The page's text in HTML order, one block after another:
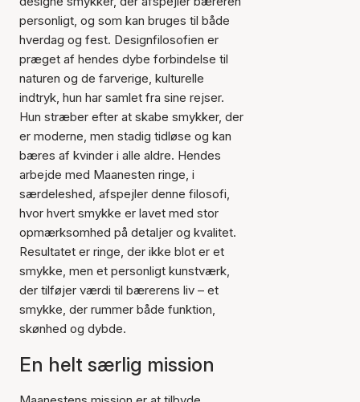
personligt, og som kan bruges til både
hverdag og fest. Designfilosofien er
præget af hendes dybe forbindelse til
naturen og de farverige, kulturelle
indtryk, hun har samlet fra sine rejser.
Hun stræber efter at skabe smykker, der
er moderne, men stadig tidløse og kan
bæres af kvinder i alle aldre. Hendes
arbejde med Maanesten ringe, i
særdeleshed, afspejler denne filosofi,
hvor hvert smykke er lavet med stor
opmærksomhed på detaljer og kvalitet.
Resultatet er ringe, der ikke blot er et
smykke, men et personligt kunstværk,
der tilføjer værdi til bærerens liv – et
smykke, der rummer både funktion,
skønhed og dybde.
En helt særlig mission